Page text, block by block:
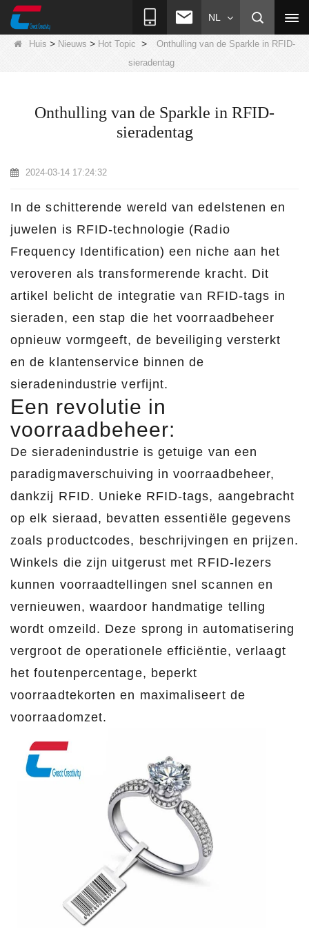
NL
Huis > Nieuws > Hot Topic >
Onthulling van de Sparkle in RFID-
sieradentag
Onthulling van de Sparkle in RFID-
sieradentag
2024-03-14 17:24:32
In de schitterende wereld van edelstenen en
juwelen is RFID-technologie (Radio
Frequency Identification) een niche aan het
veroveren als transformerende kracht. Dit
artikel belicht de integratie van RFID-tags in
sieraden, een stap die het voorraadbeheer
opnieuw vormgeeft, de beveiliging versterkt
en de klantenservice binnen de
sieradenindustrie verfijnt.
Een revolutie in
voorraadbeheer:
De sieradenindustrie is getuige van een
paradigmaverschuiving in voorraadbeheer,
dankzij RFID. Unieke RFID-tags, aangebracht
op elk sieraad, bevatten essentiële gegevens
zoals productcodes, beschrijvingen en prijzen.
Winkels die zijn uitgerust met RFID-lezers
kunnen voorraadtellingen snel scannen en
vernieuwen, waardoor handmatige telling
wordt omzeild. Deze sprong in automatisering
vergroot de operationele efficiëntie, verlaagt
het foutenpercentage, beperkt
voorraadtekorten en maximaliseert de
voorraadomzet.